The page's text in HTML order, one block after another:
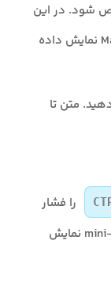
شود. در این
حالت، در mini-buffer پیام Mark Activated نمایش داده
متن تا
را فشار
دهید. پیام Mark Deactivated در mini-buffer نمایش